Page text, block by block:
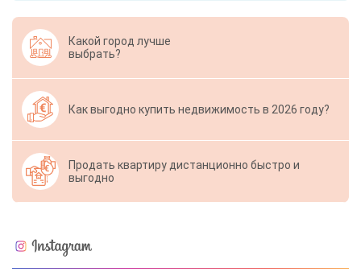
Какой город лучше
выбрать?
Как выгодно купить недвижимость в 2026 году?
Продать квартиру дистанционно быстро и
выгодно